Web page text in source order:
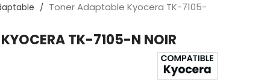
Toner Adaptable Kyocera TK-7105-
TK-7105-N NOIR